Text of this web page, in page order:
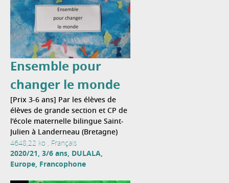
Ensemble pour
changer le monde
[Prix 3-6 ans] Par les élèves de
élèves de grande section et CP de
l’école maternelle bilingue Saint-
Julien à Landerneau (Bretagne)
4648,22 ko , Français
2020/21, 3/6 ans, DULALA,
Europe, Francophone